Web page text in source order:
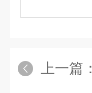
上一篇：